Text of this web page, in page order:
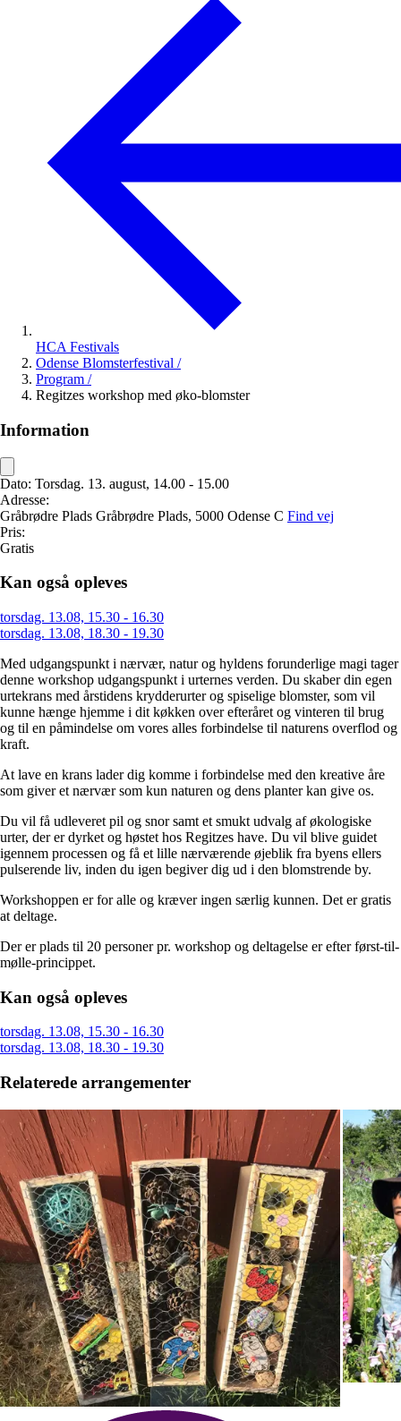
HCA Festivals
Odense Blomsterfestival /
Program /
Regitzes workshop med øko-blomster
Information
Dato: Torsdag. 13. august, 14.00 - 15.00
Adresse:
Gråbrødre Plads Gråbrødre Plads, 5000 Odense C Find vej
Pris:
Gratis
Kan også opleves
torsdag. 13.08, 15.30 - 16.30
torsdag. 13.08, 18.30 - 19.30
Med udgangspunkt i nærvær, natur og hyldens forunderlige magi tager
denne workshop udgangspunkt i urternes verden. Du skaber din egen
urtekrans med årstidens krydderurter og spiselige blomster, som vil
kunne hænge hjemme i dit køkken over efteråret og vinteren til brug
og til en påmindelse om vores alles forbindelse til naturens overflod og
kraft.
At lave en krans lader dig komme i forbindelse med den kreative åre
som giver et nærvær som kun naturen og dens planter kan give os.
Du vil få udleveret pil og snor samt et smukt udvalg af økologiske
urter, der er dyrket og høstet hos Regitzes have. Du vil blive guidet
igennem processen og få et lille nærværende øjeblik fra byens ellers
pulserende liv, inden du igen begiver dig ud i den blomstrende by.
Workshoppen er for alle og kræver ingen særlig kunnen. Det er gratis
at deltage.
Der er plads til 20 personer pr. workshop og deltagelse er efter først-til-
mølle-princippet.
Kan også opleves
torsdag. 13.08, 15.30 - 16.30
torsdag. 13.08, 18.30 - 19.30
Relaterede arrangementer